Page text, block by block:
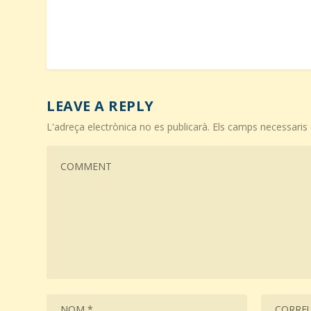
LEAVE A REPLY
L'adreça electrònica no es publicarà. Els camps